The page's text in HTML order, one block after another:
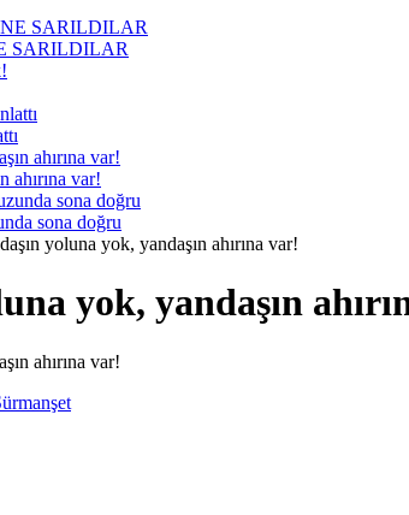
SARILDILAR
ahırına var!
sona doğru
yoluna yok, yandaşın ahırına var!
yok, yandaşın